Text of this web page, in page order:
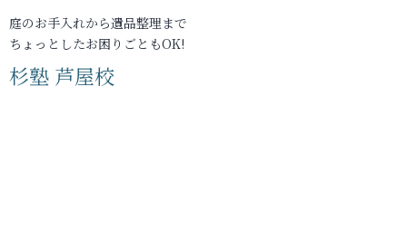
庭のお手入れから遺品整理まで
ちょっとしたお困りごともOK!
杉塾 芦屋校